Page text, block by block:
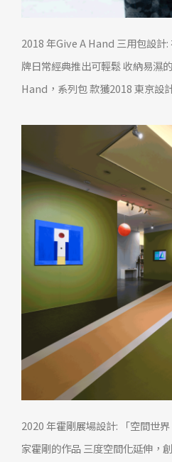
2018 年Give A Hand 三用包設計
牌日常經典推出可輕鬆 收納易濕
Hand，系列包 款獲2018 東京設
2020 年霍剛展場設計: 「空間世
家霍剛的作品 三度空間化延伸，